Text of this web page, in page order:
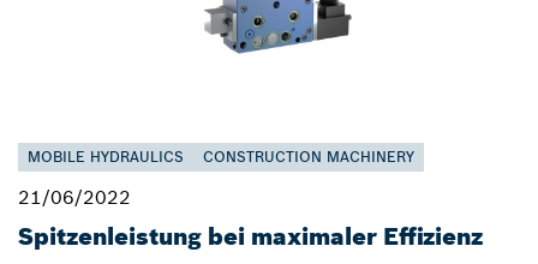
MOBILE HYDRAULICS CONSTRUCTION MACHINERY
21/06/2022
Spitzenleistung bei maximaler Effizienz